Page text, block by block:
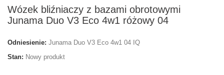
Wózek bliźniaczy z bazami obrotowymi
Junama Duo V3 Eco 4w1 różowy 04
Odniesienie: Junama Duo V3 Eco 4w1 04 IQ
Stan: Nowy produkt